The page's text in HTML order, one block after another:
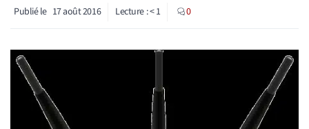
Publié le 17 août 2016 Lecture :< 1 0